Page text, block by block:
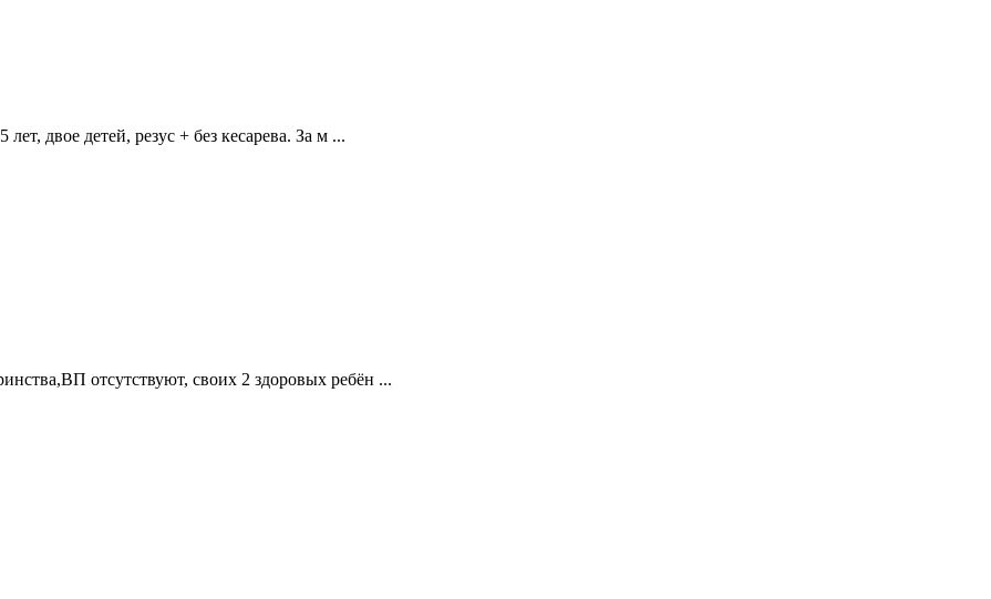
двое детей, резус + без кесарева. За м ...
отсутствуют, своих 2 здоровых ребён ...